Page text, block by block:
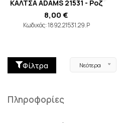
Κωδικός: 1892.21531.29.P
Φίλτρα Νεότερα
Πληροφορίες